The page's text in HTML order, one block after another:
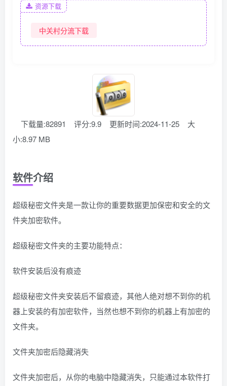
资源下载
中关村分流下载
下载量:82891 评分:9.9 更新时间:2024-11-25
大
小:8.97 MB
软件介绍
超级秘密文件夹是一款让你的重要数据更加保密和安全的文
件夹加密软件。
超级秘密文件夹的主要功能特点：
软件安装后没有痕迹
超级秘密文件夹安装后不留痕迹，其他人绝对想不到你的机
器上安装的有加密软件，当然也想不到你的机器上有加密的
文件夹。
文件夹加密后隐藏消失
文件夹加密后，从你的电脑中隐藏消失，只能通过本软件打